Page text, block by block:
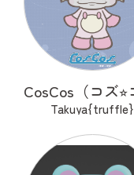
Takuya{truffle}